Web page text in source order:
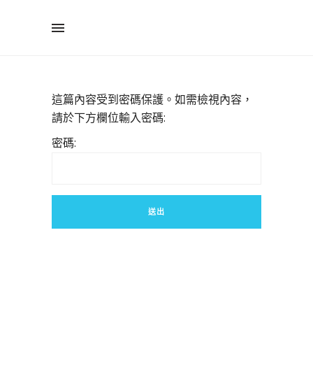
這篇內容受到密碼保護。如需檢視內容，
請於下方欄位輸入密碼:
密碼: